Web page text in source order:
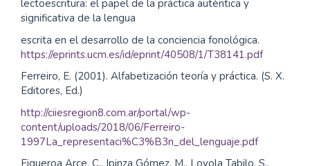
lectoescritura: el papel de la práctica auténtica y
significativa de la lengua
escrita en el desarrollo de la conciencia fonológica.
https://eprints.ucm.es/id/eprint/40508/1/T38141.pdf
Ferreiro, E. (2001). Alfabetización teoría y práctica. (S. X.
Editores, Ed.)
http://ciiesregion8.com.ar/portal/wp-
content/uploads/2018/06/Ferreiro-
1997La_representaci%C3%B3n_del_lenguaje.pdf